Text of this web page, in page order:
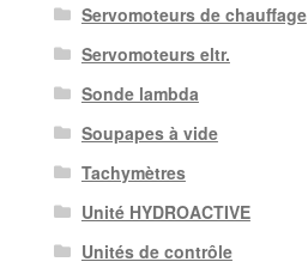
Servomoteurs de chauffage
Servomoteurs eltr.
Sonde lambda
Soupapes à vide
Tachymètres
Unité HYDROACTIVE
Unités de contrôle